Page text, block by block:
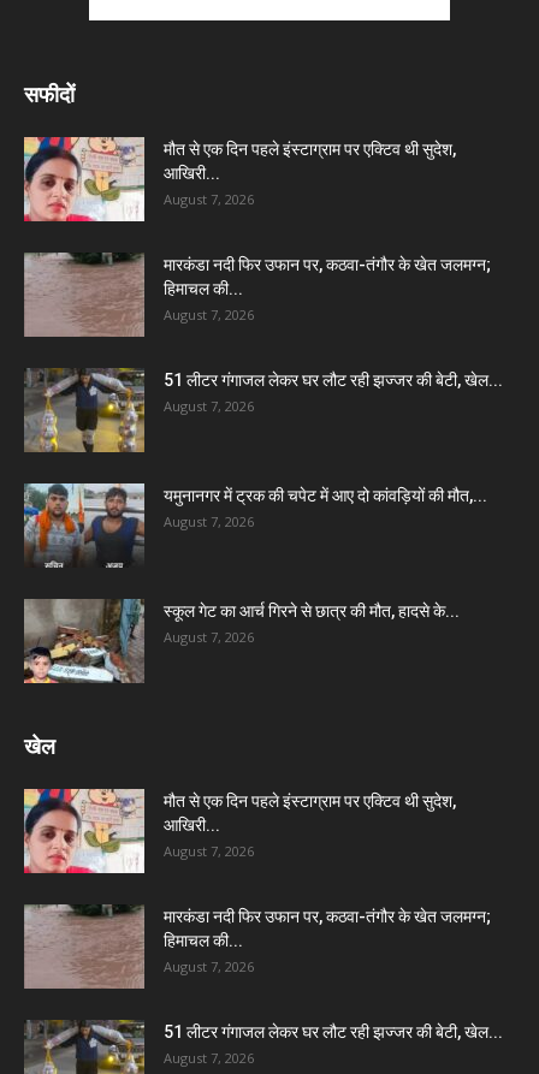
सफीदों
मौत से एक दिन पहले इंस्टाग्राम पर एक्टिव थी सुदेश,
आखिरी...
August 7, 2026
मारकंडा नदी फिर उफान पर, कठवा-तंगौर के खेत जलमग्न;
हिमाचल की...
August 7, 2026
51 लीटर गंगाजल लेकर घर लौट रही झज्जर की बेटी, खेल...
August 7, 2026
यमुनानगर में ट्रक की चपेट में आए दो कांवड़ियों की मौत,...
August 7, 2026
स्कूल गेट का आर्च गिरने से छात्र की मौत, हादसे के...
August 7, 2026
खेल
मौत से एक दिन पहले इंस्टाग्राम पर एक्टिव थी सुदेश,
आखिरी...
August 7, 2026
मारकंडा नदी फिर उफान पर, कठवा-तंगौर के खेत जलमग्न;
हिमाचल की...
August 7, 2026
51 लीटर गंगाजल लेकर घर लौट रही झज्जर की बेटी, खेल...
August 7, 2026